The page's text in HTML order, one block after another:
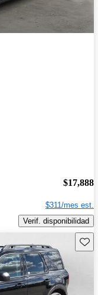
$17,888
$311/mes est.
Verif. disponibilidad